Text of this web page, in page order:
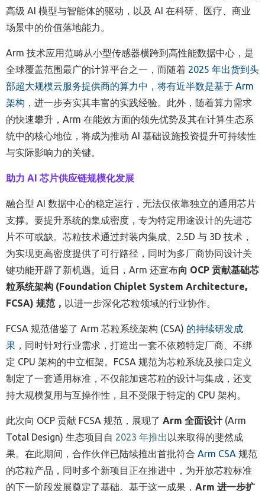
高级 AI 模型与智能体的驱动 ，以及 AI 在科研、医疗 、商业
场景中的价值落地能力。
Arm 技术应用范畴从小型传感器横跨到高性能数据中心，是
全球覆盖范围最广的计算平台之一，而随着 2025 年出货到头
部超大规模云服务提供商的算力中 ，将有近半数是基于 Arm
架构 ， 进一步夯实其丰富的实践经验。此外， 随着算力需求
的快速攀升 ， Arm 在能效方面的领先优势及其在计算生态系
统中的核心地位， 将成为推动 AI 基础设施投资提升可持续性
与实际影响力的关键。
助力 AI 芯片供应链规模化发展
融合型 AI 数据中心的稳定运行 ，无法仅依靠独立的通用芯片
支撑。要提升系统的集成密度，专为特定用途设计的先进芯
片不可或缺。芯粒技术通过封装内集成、 2.5D 与 3D 技术，
为实现更高密度提供了可行路径，同时为多厂商协同设计关
键功能开辟了新机遇。 近日 ， Arm 还宣布向 OCP 贡献基础芯
粒系统架构 (Foundation Chiplet System Architecture,
FCSA) 规范， 以进一步深化芯粒领域的行业协作。
FCSA 规范借鉴了 Arm 芯粒系统架构 (CSA) 的持续研发成
果 ，同时针对行业需求，打造出一套不依赖特定厂商、不绑
定 CPU 架构的中立框架。 FCSA 规范为芯粒系统及接口定义
制定了一套通用标准，不仅能加速芯粒的设计与集成，还支
持大规模复用与互操作性， 且 不受限于特定的 CPU 架构。
此次向 OCP 贡献 FCSA 规范 ， 展现了 Arm 全面设计(Arm
Total Design) 生态项目自 2023 年推出以来取得的斐然成
果。在此期间，合作伙伴已陆续推出首批符合 Arm CSA 规范
的芯粒产品， 同时多个新项目 正在推进中 ，为开放芯粒标准
的下一阶段发展奠定了基础。基于这一成果 ， Arm 进一步扩